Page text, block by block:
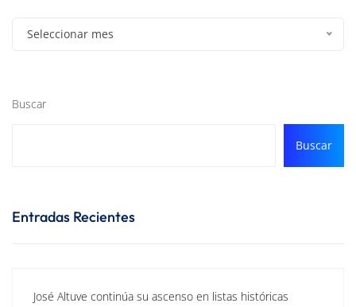
Seleccionar mes
Buscar
Buscar
Entradas Recientes
José Altuve continúa su ascenso en listas históricas